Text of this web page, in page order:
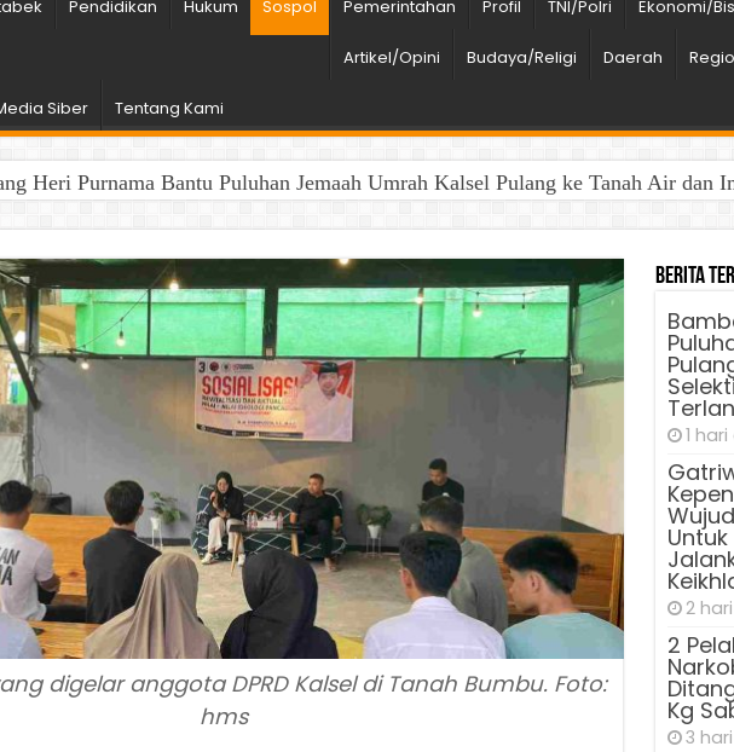
Pendidikan Hukum Sospol Pemerintahan Profil TNI/Polri Ekonomi/
Artikel/Opini Budaya/Religi Daerah
Siber Tentang Kami
Heri Purnama Bantu Puluhan Jemaah Umrah Kalsel Pulang ke Tanah Air dan
digelar anggota DPRD Kalsel di Tanah Bumbu. Foto:
hms
Berita
1
Untuk
2
2
Kg
3